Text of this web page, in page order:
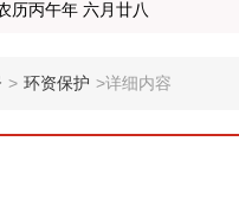
历丙午年 六月廿八
> 环资保护 >详细内容